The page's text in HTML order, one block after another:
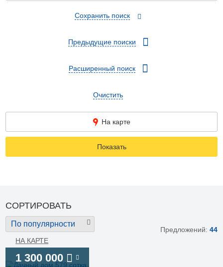
Сохранить поиск
Предыдущие поиски
Расширенный поиск
Очистить
На карте
Показать
СОРТИРОВАТЬ
По популярности
НА КАРТЕ
Предложений: 44
1 300 000